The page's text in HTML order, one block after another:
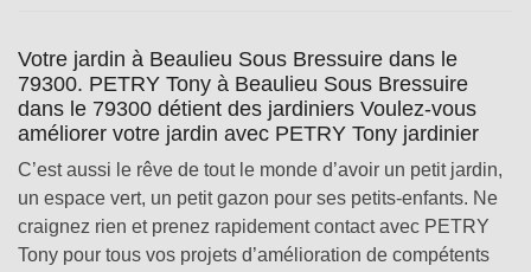
Votre jardin à Beaulieu Sous Bressuire dans le
79300. PETRY Tony à Beaulieu Sous Bressuire
dans le 79300 détient des jardiniers Voulez-vous
améliorer votre jardin avec PETRY Tony jardinier
C’est aussi le rêve de tout le monde d’avoir un petit jardin,
un espace vert, un petit gazon pour ses petits-enfants. Ne
craignez rien et prenez rapidement contact avec PETRY
Tony pour tous vos projets d’amélioration de compétents